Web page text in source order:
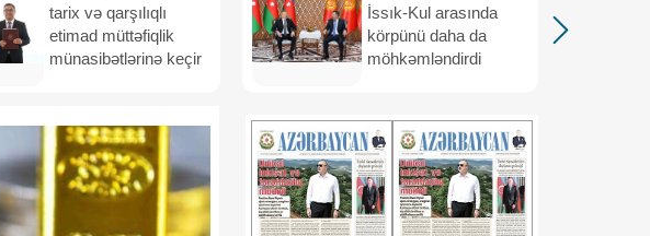
tarix və qarşılıqlı
etimad müttəfiqlik
münasibətlərinə keçir
İssık-Kul arasında
körpünü daha da
möhkəmləndirdi